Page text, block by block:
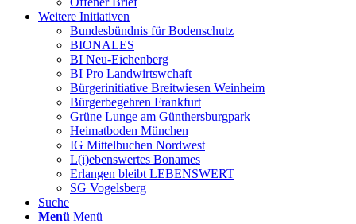
Weitere Initiativen
Bundesbündnis für Bodenschutz
BIONALES
BI Neu-Eichenberg
BI Pro Landwirtswchaft
Bürgerinitiative Breitwiesen Weinheim
Bürgerbegehren Frankfurt
Grüne Lunge am Günthersburgpark
Heimatboden München
IG Mittelbuchen Nordwest
L(i)ebenswertes Bonames
Erlangen bleibt LEBENSWERT
SG Vogelsberg
Suche
Menü Menü